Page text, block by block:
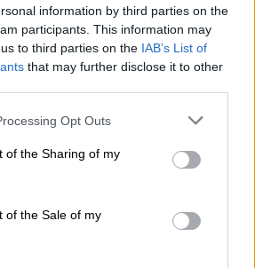
information by third parties on the
participants. This information may
to third parties on the IAB’s List of
that may further disclose it to other
app uses one or more Google
or usage behaviour. You may click to
to Google and its third-party tags to
specified purposes in below Google
Opt Outs
of the Sharing of my
of the Sale of my
εκεί οι αστυνομικοί και
να ξέρετε, χωρίς να
δε γίνεται. Τον
τη γιαγιά δεν τον
το πρόβλημα είναι ο
λυπούνται οι Έλληνες
φθονούν τον ανώτερο»,
άλλων, ο παρουσιαστής.